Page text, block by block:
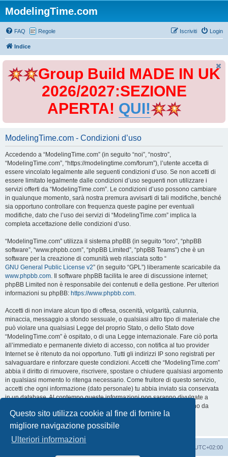
Questo sito utilizza cookie al fine di fornire la
migliore navigazione possibile
Ulteriori informazioni
ModelingTime.com
FAQ Regole Login
Iscriviti
Indice
Group Build MADE IN UK
2026/2027:SEZIONE
APERTA! QUI!
ModelingTime.com - Condizioni d’uso
Accedendo a “ModelingTime.com” (in seguito “noi”, “nostro”,
“ModelingTime.com”, “https://modelingtime.com/forum”), l’utente accetta di
essere vincolato legalmente alle seguenti condizioni d’uso. Se non accetti di
essere limitato legalmente dalle condizioni d’uso seguenti non utilizzare i
servizi offerti da “ModelingTime.com”. Le condizioni d’uso possono cambiare
in qualunque momento, sarà nostra premura avvisarti di tali modifiche, benché
sia opportuno controllare con frequenza queste pagine per eventuali
modifiche, dato che l’uso dei servizi di “ModelingTime.com” implica la
completa accettazione delle condizioni d’uso.
“ModelingTime.com” utilizza il sistema phpBB (in seguito “loro”, “phpBB
software”, “www.phpbb.com”, “phpBB Limited”, “phpBB Teams”) che è un
software per la creazione di comunità web rilasciata sotto “
GNU General Public License v2” (in seguito “GPL”) liberamente scaricabile da
www.phpbb.com. Il software phpBB facilita le aree di discussione internet;
phpBB Limited non è responsabile dei contenuti e della gestione. Per ulteriori
informazioni su phpBB: https://www.phpbb.com.
Accetti di non inviare alcun tipo di offesa, oscenità, volgarità, calunnia,
minaccia, messaggio a sfondo sessuale, o qualsiasi altro tipo di materiale che
può violare una qualsiasi Legge del proprio Stato, o dello Stato dove
“ModelingTime.com” è ospitato, o di una Legge internazionale. Fare ciò porta
all’immediato e permanente divieto di accesso, con notifica al tuo provider
Internet se è ritenuto da noi opportuno. Tutti gli indirizzi IP sono registrati per
salvaguardare e rinforzare queste condizioni. Accetti che “ModelingTime.com”
abbia il diritto di rimuovere, riscrivere, spostare o chiudere qualsiasi argomento
in qualsiasi momento lo ritenga necessario. Come fruitore di questo servizio,
accetti che ogni informazione (dato personale) tu abbia inviato sia conservata
in un database. Al contempo queste informazioni non saranno divulgate a
nessuno senza il tuo consenso, né “ModelingTime.com” o phpBB sono da
ritenersi responsabili per qualsiasi violazione al sistema che possa
compromettere queste informazioni.
UTC+02:00